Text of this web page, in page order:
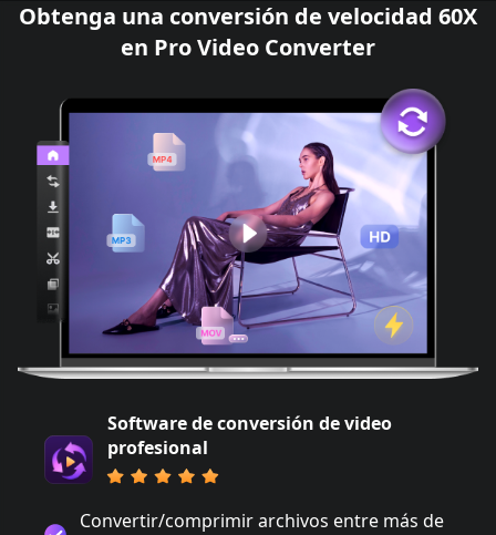
Obtenga una conversión de velocidad 60X
en Pro Video Converter
Software de conversión de video
profesional
Convertir/comprimir archivos entre más de